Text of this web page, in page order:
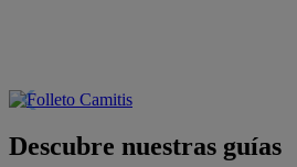
Descubre nuestras guías